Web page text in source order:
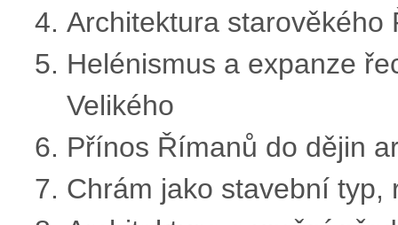
Architektura starověkého
Helénismus a expanze
Velikého
Přínos Římanů do dějin
Chrám jako stavební